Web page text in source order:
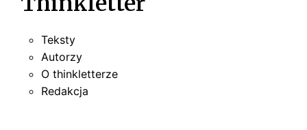
Teksty
Autorzy
O thinkletterze
Redakcja